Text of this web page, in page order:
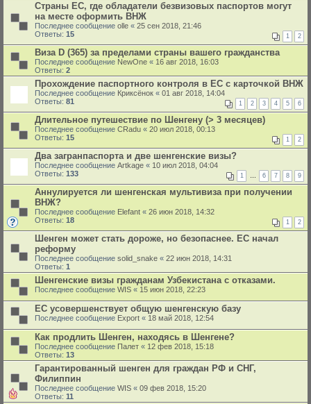
Страны ЕС, где обладатели безвизовых паспортов могут
на месте оформить ВНЖ
Последнее сообщение olle « 25 сен 2018, 21:46
Ответы: 15 1 2
Виза D (365) за пределами страны вашего гражданства
Последнее сообщение NewOne « 16 авг 2018, 16:03
Ответы: 2
Прохождение паспортного контроля в ЕС с карточкой ВНЖ
Последнее сообщение Криксёнок « 01 авг 2018, 14:04
Ответы: 81 1 2 3 4 5 6
Длительное путешествие по Шенгену (> 3 месяцев)
Последнее сообщение CRadu « 20 июл 2018, 00:13
Ответы: 15 1 2
Два загранпаспорта и две шенгенские визы?
Последнее сообщение Artkage « 10 июл 2018, 04:04
Ответы: 133 1 … 6 7 8 9
Аннулируется ли шенгенская мультивиза при получении
ВНЖ?
Последнее сообщение Elefant « 26 июн 2018, 14:32
Ответы: 18 1 2
Шенген может стать дороже, но безопаснее. ЕС начал
реформу
Последнее сообщение solid_snake « 22 июн 2018, 14:31
Ответы: 1
Шенгенские визы гражданам Узбекистана с отказами.
Последнее сообщение WIS « 15 июн 2018, 22:23
ЕС усовершенствует общую шенгенскую базу
Последнее сообщение Export « 18 май 2018, 12:54
Как продлить Шенген, находясь в Шенгене?
Последнее сообщение Палет « 12 фев 2018, 15:18
Ответы: 13
Гарантированный шенген для граждан РФ и СНГ,
Филиппин
Последнее сообщение WIS « 09 фев 2018, 15:20
Ответы: 11